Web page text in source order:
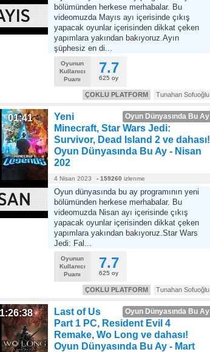
bölümünden herkese merhabalar. Bu
videomuzda Mayıs ayı içerisinde çıkış
yapacak oyunlar içerisinden dikkat çeken
yapımlara yakından bakıyoruz.Ayın
şüphesiz en di...
Oyunun
Kullanıcı
Puanı
7.7
625 oy
Tunahan Sofuoğlu
ÇOKLU PLATFORM
01:41 Oyun Dünyasında Bu Ay
Yeni
Minecraft, Star Wars Jedi:
Survivor, Dead Island 2 ve dahası!
Oyun Dünyasında Bu Ay - Nisan
202
4 Nisan 2023 - 159260 izlenme
Oyun dünyasında bu ay programının yeni
bölümünden herkese merhabalar. Bu
videomuzda Nisan ayı içerisinde çıkış
yapacak oyunlar içerisinden dikkat çeken
yapımlara yakından bakıyoruz.Star Wars
Jedi: Fal...
Oyunun
Kullanıcı
Puanı
7.7
625 oy
Tunahan Sofuoğlu
ÇOKLU PLATFORM
Oyun Dünyasında Bu Ay
Last of Us
Part 1 PC, Resident Evil 4
Remake, Wo Long ve dahası!
Oyun Dünyasında Bu Ay - Mart